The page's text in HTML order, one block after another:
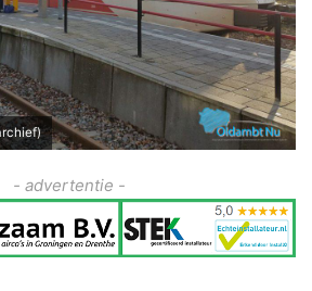
- advertentie -